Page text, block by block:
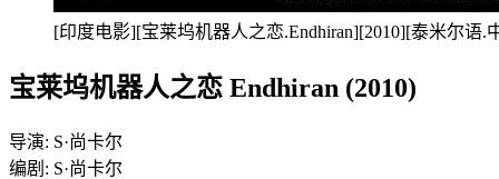
[印度电影][宝莱坞机器人之恋.Endhiran][2010][泰米尔语.
宝莱坞机器人之恋 Endhiran (2010)
导演: S·尚卡尔
编剧: S·尚卡尔